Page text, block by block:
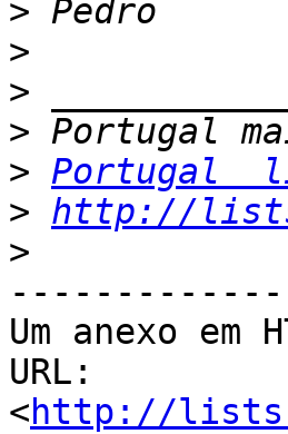
>
>
>
>
> Portugal
> http://
>
Um anexo
URL:
<http://